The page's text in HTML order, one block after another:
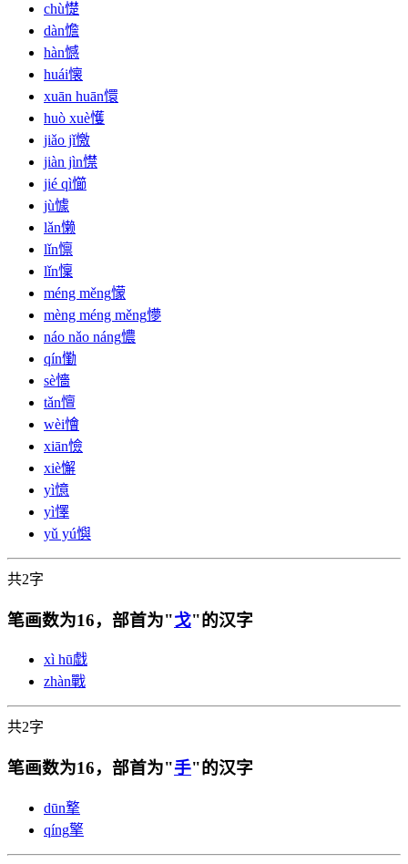
chù憷
dàn憺
hàn憾
huái懐
xuān huān懁
huò xuè㦜
jiǎo jǐ憿
jiàn jìn㦗
jié qì㦢
jù懅
lǎn懒
lǐn懔
lǐn懍
méng měng懞
mèng méng měng懜
náo nǎo náng憹
qín懄
sè懎
tǎn憻
wèi懀
xiān憸
xiè懈
yì憶
yì懌
yǔ yú懙
共2字
笔画数为16，部首为"戈"的汉字
xì hū戱
zhàn戰
共2字
笔画数为16，部首为"手"的汉字
dūn撉
qíng擎